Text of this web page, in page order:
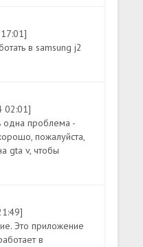
в samsung j2
02:01]
одна проблема -
пожалуйста,
gta v, чтобы
Это приложение
в